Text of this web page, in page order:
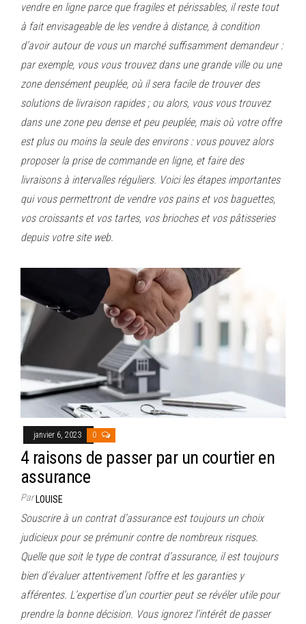
vendre en ligne parce que fragiles et périssables, il reste tout
à fait envisageable de les vendre à distance, à condition
d’avoir autour de vous un marché suffisamment demandeur :
par exemple, vous vous trouvez dans une grande ville ou une
zone densément peuplée, où il sera facile de trouver des
solutions de livraison rapides ; ou alors, vous vous trouvez
dans une zone peu dense et peu peuplée, mais où votre offre
est plus ou moins la seule des environs : vous pouvez alors
proposer la prise de commande en ligne, et faire des
livraisons à intervalles réguliers. Voici les étapes importantes
qui vous permettront de vendre vos pains et vos baguettes,
vos croissants et vos tartes, vos brioches et vos pâtisseries
depuis votre site web.
janvier 6, 2023 0
4 raisons de passer par un courtier en
assurance
ParLOUISE
Souscrire à un contrat d’assurance est toujours un choix
judicieux pour se prémunir contre de nombreux risques.
Quelle que soit le type de contrat d’assurance, il est toujours
bien d’évaluer attentivement l’offre et les garanties y
afférentes. L’expertise d’un courtier peut se révéler utile pour
prendre la bonne décision. Vous ignorez l’intérêt de passer